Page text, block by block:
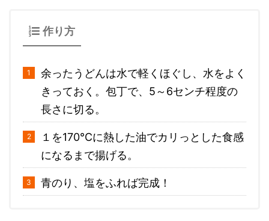
作り方
余ったうどんは水で軽くほぐし、水をよく
きっておく。包丁で、5～6センチ程度の
長さに切る。
１を170℃に熱した油でカリっとした食感
になるまで揚げる。
青のり、塩をふれば完成！